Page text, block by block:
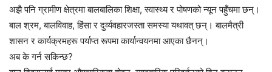
अझै पनि ग्रामीण क्षेत्रमा बालबालिका शिक्षा, स्वास्थ्य र पोषणको न्यून पहुँचमा छन्।
बाल श्रम, बालविवाह, हिंसा र दुर्व्यवहारजस्ता समस्या यथावत् छन्। बालमैत्री
शासन र कार्यक्रमहरू पर्याप्त रूपमा कार्यान्वयनमा आएका छैनन्।
अब के गर्न सकिन्छ?